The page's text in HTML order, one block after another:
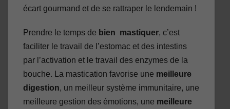
écart gourmand et de se rattraper le lendemain !
Prendre le temps de bien mastiquer, c’est
faciliter le travail de l’estomac et des intestins
par l’activation et le travail des enzymes de la
bouche. La mastication favorise une meilleure
digestion, un meilleur système immunitaire, une
meilleure gestion des émotions, une meilleure